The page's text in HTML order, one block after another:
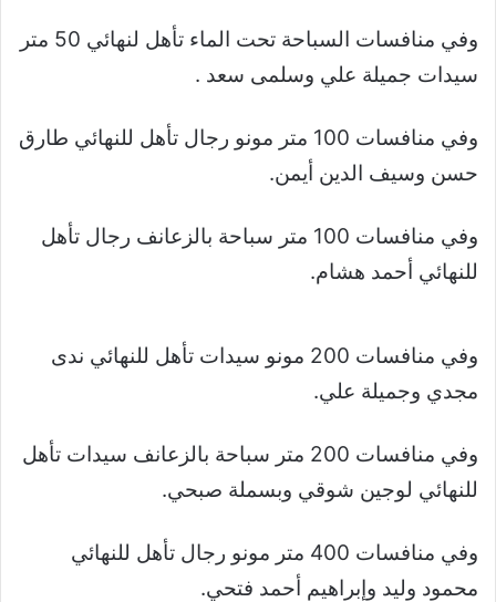
وفي منافسات السباحة تحت الماء تأهل لنهائي 50 متر
سيدات جميلة علي وسلمى سعد .
وفي منافسات 100 متر مونو رجال تأهل للنهائي طارق
حسن وسيف الدين أيمن.
وفي منافسات 100 متر سباحة بالزعانف رجال تأهل
للنهائي أحمد هشام.
وفي منافسات 200 مونو سيدات تأهل للنهائي ندى
مجدي وجميلة علي.
وفي منافسات 200 متر سباحة بالزعانف سيدات تأهل
للنهائي لوجين شوقي وبسملة صبحي.
وفي منافسات 400 متر مونو رجال تأهل للنهائي
محمود وليد وإبراهيم أحمد فتحي.